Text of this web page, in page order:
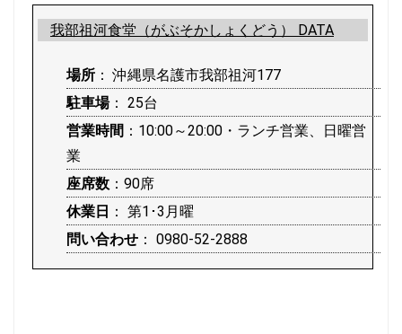
我部祖河食堂（がぶそかしょくどう） DATA
場所 ： 沖縄県名護市我部祖河177
駐車場： 25台
営業時間 ：10:00～20:00・ランチ営業、日曜営
業
座席数 ：90席
休業日 ： 第1･3月曜
問い合わせ ： 0980-52-2888